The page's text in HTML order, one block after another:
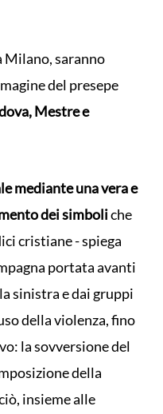
Milano, saranno
del presepe
Mestre e
mediante una vera e
dei simboliche
cristiane - spiega
portata avanti
sinistra e dai gruppi
della violenza, fino
la sovversione del
della
insieme alle